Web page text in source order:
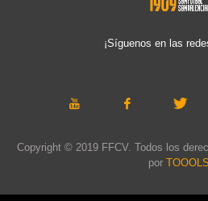
¡Síguenos en las
Copyright © 2019 FFCV. Todos los
por TOOOLS